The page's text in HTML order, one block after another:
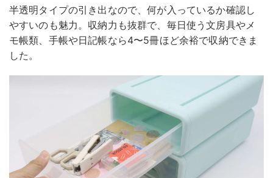
半透明タイプの引き出なので、何が入っているか確認し
やすいのも魅力。収納力も抜群で、毎日使う文房具やメ
モ帳類、手帳や日記帳なら4〜5冊ほど余裕で収納できま
した。